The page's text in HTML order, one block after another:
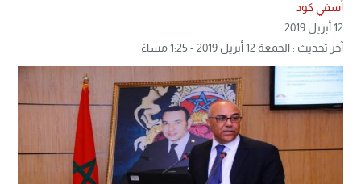
أسفي كود
12 أبريل 2019
آخر تحديث : الجمعة 12 أبريل 2019 - 1:25 مساءً